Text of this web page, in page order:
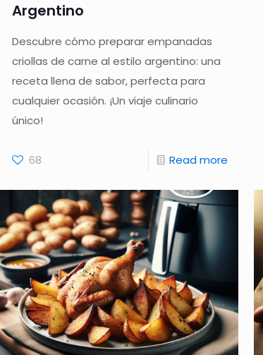
Argentino
Descubre cómo preparar empanadas
criollas de carne al estilo argentino: una
receta llena de sabor, perfecta para
cualquier ocasión. ¡Un viaje culinario
único!
68 Read more